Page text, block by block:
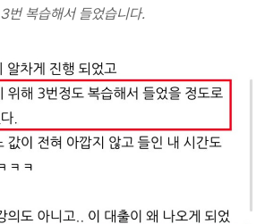
3번 복습해서 들었습니다.